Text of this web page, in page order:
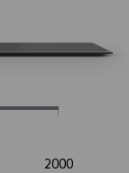
2000